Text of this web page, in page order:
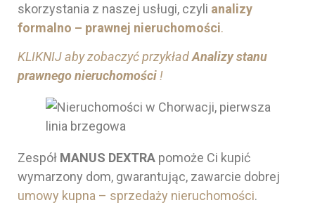
skorzystania z naszej usługi, czyli analizy
formalno – prawnej nieruchomości.
KLIKNIJ aby zobaczyć przykładAnalizy stanu
prawnego nieruchomości !
Zespół MANUS DEXTRA pomoże Ci kupić
wymarzony dom, gwarantując, zawarcie dobrej
umowy kupna – sprzedaży nieruchomości.